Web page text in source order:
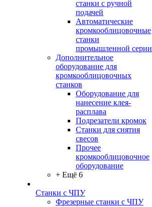
станки с ручной
подачей
Автоматические
кромкооблицовочные
станки
промышленной серии
Дополнительное
оборудование для
кромкооблицовочных
станков
Оборудование для
нанесение клея-
расплава
Подрезатели кромок
Станки для снятия
свесов
Прочее
кромкооблицовочное
оборудование
+ Ещё 6
Станки с ЧПУ
Фрезерные станки с ЧПУ